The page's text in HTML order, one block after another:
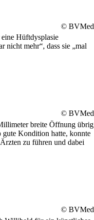
© BVMed
Hüftdysplasie
nicht mehr“, dass sie „mal
© BVMed
breite Öffnung übrig
Kondition hatte, konnte
zu führen und dabei
© BVMed